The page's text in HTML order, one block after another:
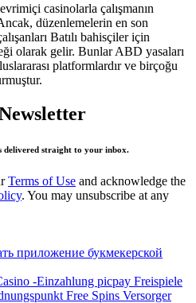
casinolarla çalışmanın
düzenlemelerin en son
Batılı bahisçiler için
olarak gelir. Bunlar ABD yasaları
platformlardır ve birçoğu
delivered straight to your inbox.
Terms of Use and acknowledge the
. You may unsubscribe at any
приложение букмекерской
-Einzahlung picpay Freispiele
Free Spins Versorger